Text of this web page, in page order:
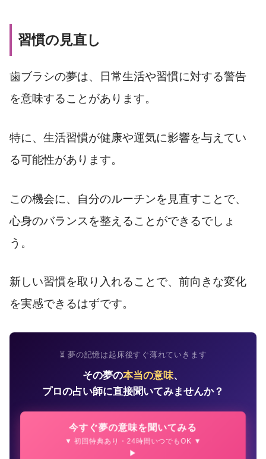
習慣の見直し
歯ブラシの夢は、日常生活や習慣に対する警告
を意味することがあります。
特に、生活習慣が健康や運気に影響を与えてい
る可能性があります。
この機会に、自分のルーチンを見直すことで、
心身のバランスを整えることができるでしょ
う。
新しい習慣を取り入れることで、前向きな変化
を実感できるはずです。
⏳ 夢の記憶は起床後すぐ薄れていきます
その夢の本当の意味、
プロの占い師に直接聞いてみませんか？
今すぐ夢の意味を聞いてみる
▼ 初回特典あり・24時間いつでもOK ▼